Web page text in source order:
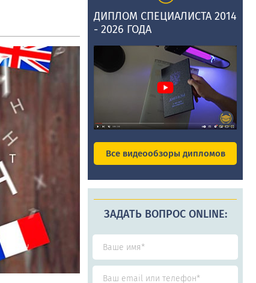
ДИПЛОМ СПЕЦИАЛИСТА 2014
- 2026 ГОДА
Все видеообзоры дипломов
ЗАДАТЬ ВОПРОС ONLINE: